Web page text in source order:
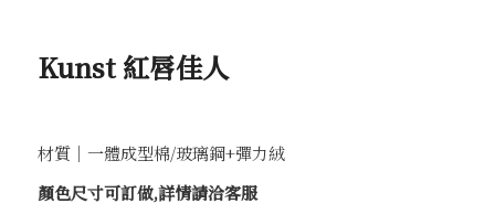
Kunst 紅唇佳人
材質｜一體成型棉/玻璃鋼+彈力絨
顏色尺寸可訂做,詳情請洽客服